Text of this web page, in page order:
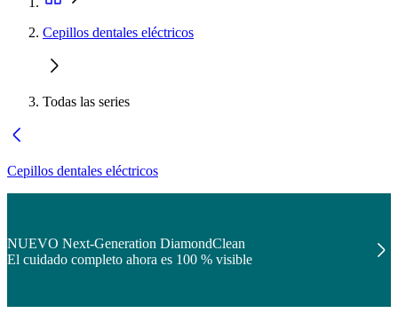
Cepillos dentales eléctricos
Todas las series
Cepillos dentales eléctricos
NUEVO Next-Generation DiamondClean
El cuidado completo ahora es 100 % visible